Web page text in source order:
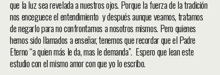
que la luz sea revelada a nuestros ojos. Porque la fuerza de la tradición
nos enceguece el entendimiento y después aunque veamos, tratamos
de negarlo para no confrontarnos a nosotros mismos. Pero quienes
hemos sido llamados a enseñar, tenemos que recordar que el Padre
Eterno “a quien más le da, mas le demanda”. Espero que lean este
estudio con el mismo amor con que yo lo escribo.